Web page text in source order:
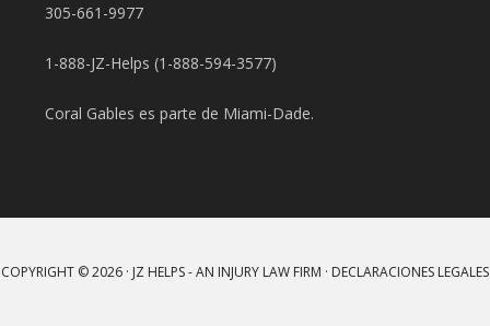
305-661-9977
1-888-JZ-Helps (1-888-594-3577)
Coral Gables es parte de Miami-Dade.
COPYRIGHT © 2026 · JZ HELPS - AN INJURY LAW FIRM · DECLARACIONES LEGALES